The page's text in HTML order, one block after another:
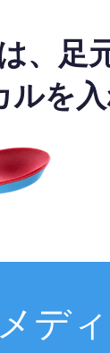
、足
を入
デ